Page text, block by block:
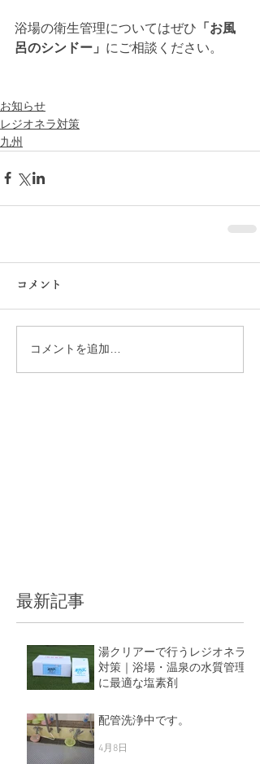
浴場の衛生管理についてはぜひ 「お風
呂のシンドー」 にご相談ください。
お知らせ
レジオネラ対策
九州
コメント
コメントを追加…
最新記事
湯クリアーで行うレジオネラ
対策｜浴場・温泉の水質管理
に最適な塩素剤
配管洗浄中です。
4月8日